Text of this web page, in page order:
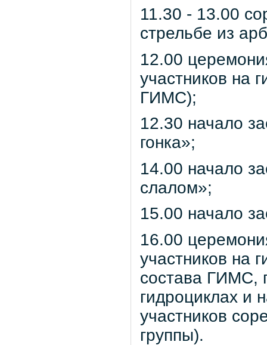
11.30 - 13.00
стрельбе из
12.00
участников на
ГИМС);
12.30 начало
гонка»;
14.00 начало
слалом»;
15.00 начало
16.00
участников на
состава ГИМС,
гидроциклах и
участников
группы).